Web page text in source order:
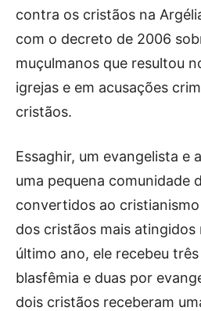
contra os cristãos na
com o decreto de 2006
muçulmanos que resultou
igrejas e em acusações
cristãos.
Essaghir, um evangelista e
uma pequena comunidade
convertidos ao
dos cristãos mais atingidos
último ano, ele recebeu
blasfêmia e duas por
dois cristãos receberam